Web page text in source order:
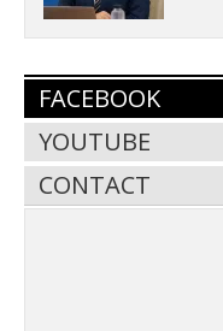
FACEBOOK
YOUTUBE
CONTACT